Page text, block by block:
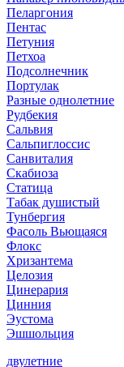
Пеларгония
Пентас
Петуния
Петхоа
Подсолнечник
Портулак
Разные однолетние
Рудбекия
Сальвия
Сальпиглоссис
Санвиталия
Скабиоза
Статица
Табак душистый
Тунбергия
Фасоль Вьющаяся
Флокс
Хризантема
Целозия
Цинерария
Цинния
Эустома
Эшшольция
двулетние